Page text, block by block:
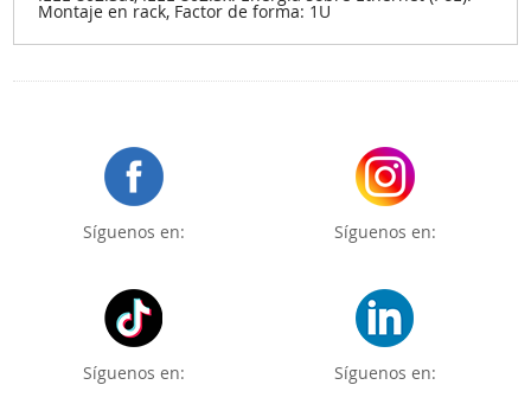
Montaje en rack, Factor de forma: 1U
Síguenos en: Síguenos en:
Síguenos en: Síguenos en: